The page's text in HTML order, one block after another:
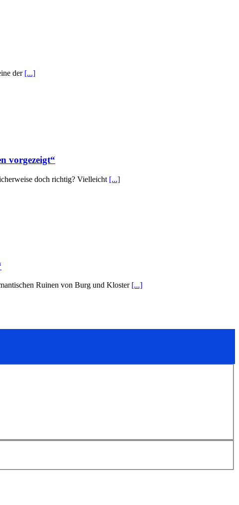
der [...]
vorgezeigt“
doch richtig? Vielleicht [...]
Ruinen von Burg und Kloster [...]